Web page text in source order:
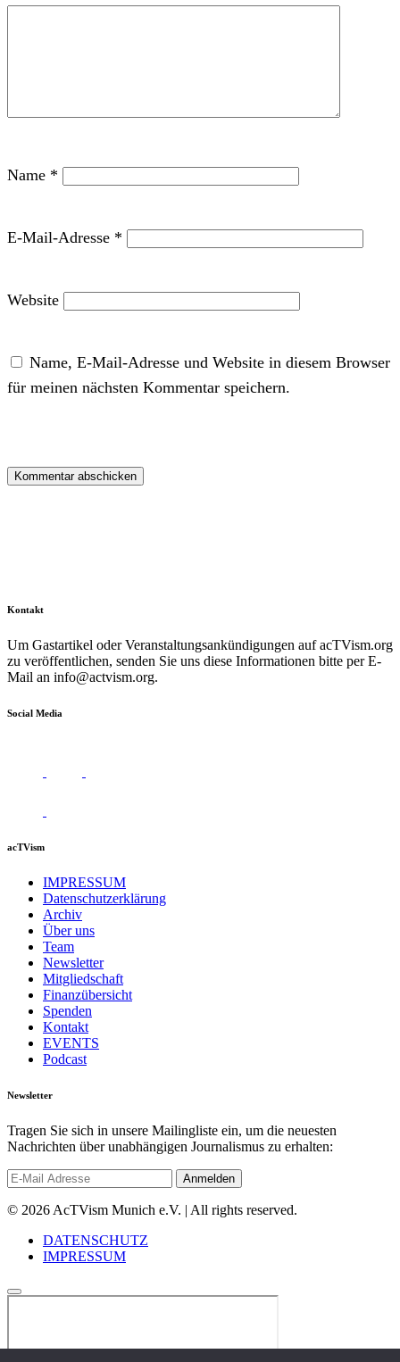
Name *
E-Mail-Adresse *
Website
Name, E-Mail-Adresse und Website in diesem Browser
für meinen nächsten Kommentar speichern.
Kontakt
Um Gastartikel oder Veranstaltungsankündigungen auf acTVism.org
zu veröffentlichen, senden Sie uns diese Informationen bitte per E-
Mail an info@actvism.org.
Social Media
acTVism
IMPRESSUM
Datenschutzerklärung
Archiv
Über uns
Team
Newsletter
Mitgliedschaft
Finanzübersicht
Spenden
Kontakt
EVENTS
Podcast
Newsletter
Tragen Sie sich in unsere Mailingliste ein, um die neuesten
Nachrichten über unabhängigen Journalismus zu erhalten:
© 2026 AcTVism Munich e.V. | All rights reserved.
DATENSCHUTZ
IMPRESSUM